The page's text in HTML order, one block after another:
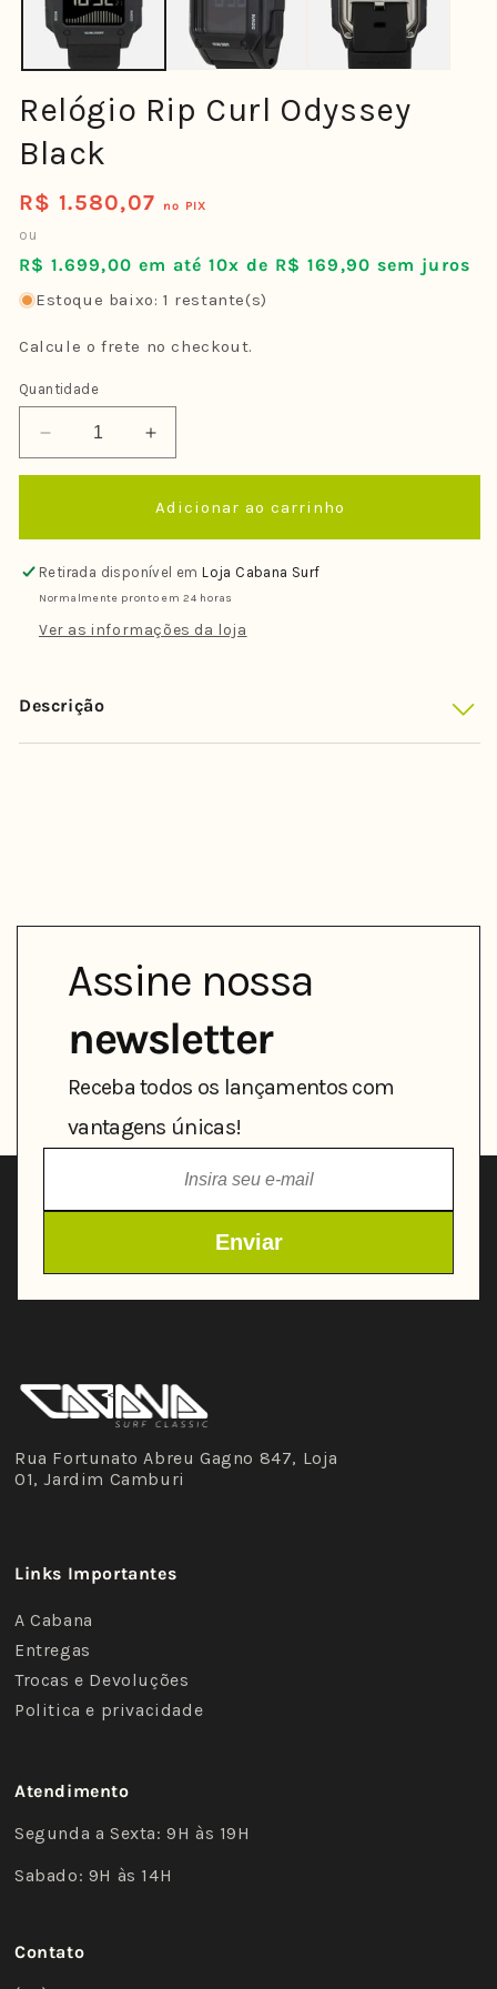
Relógio Rip Curl Odyssey
Black
Preço
normal
R$ 1.580,07 no PIX
ou
R$ 1.699,00 em até 10x de R$ 169,90 sem juros
Estoque baixo: 1 restante(s)
Calcule o frete no checkout.
Quantidade
Diminuir
a
Relógio
Curl
Odyssey
Black
Aumentar
a
de
Relógio
Curl
Odyssey
Black
Adicionar ao carrinho
Retirada disponível emLoja Cabana Surf
Normalmente pronto em 24 horas
Ver as informações da loja
Descrição
Assine nossa
newsletter
Receba todos os lançamentos com
vantagens únicas!
Rua Fortunato Abreu Gagno 847, Loja
01, Jardim Camburi
Links Importantes
A Cabana
Entregas
Trocas e Devoluções
Politica e privacidade
Atendimento
Segunda a Sexta: 9H às 19H
Sabado: 9H às 14H
Contato